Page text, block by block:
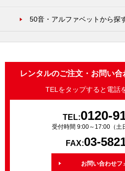
50音・アルファベットから探
レンタルのご注文・お問い
TELをタップすると電話
TEL:0120-
受付時間 9:00～17:00（土
FAX:03-
お問い合わせフ